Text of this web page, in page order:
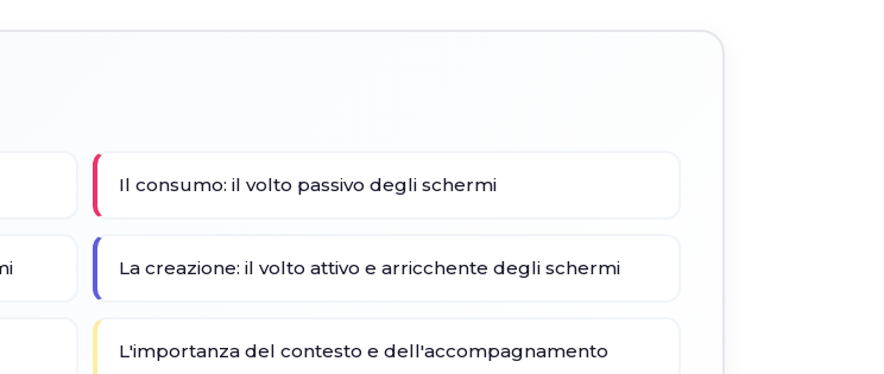
Il consumo: il volto passivo degli schermi
La creazione: il volto attivo e arricchente degli schermi
L'importanza del contesto e dell'accompagnamento